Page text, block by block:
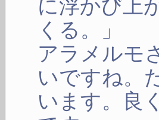
に浮かび上
くる。」
アラメルモ
いですね。
います。良